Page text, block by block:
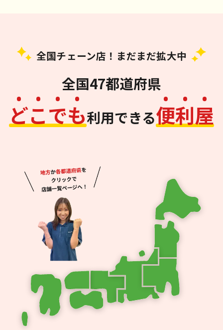
全国チェーン店！まだまだ拡大中
全国47都道府県
どこでも利用できる便利屋